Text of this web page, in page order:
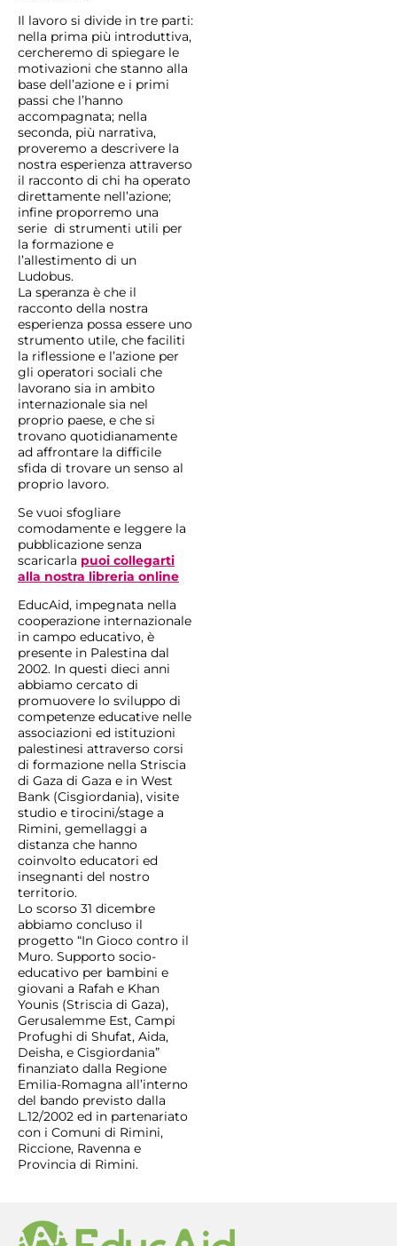
Il lavoro si divide in tre parti:
nella prima più introduttiva,
cercheremo di spiegare le
motivazioni che stanno alla
base dell’azione e i primi
passi che l’hanno
accompagnata; nella
seconda, più narrativa,
proveremo a descrivere la
nostra esperienza attraverso
il racconto di chi ha operato
direttamente nell’azione;
infine proporremo una
serie di strumenti utili per
la formazione e
l’allestimento di un
Ludobus.
La speranza è che il
racconto della nostra
esperienza possa essere uno
strumento utile, che faciliti
la riflessione e l’azione per
gli operatori sociali che
lavorano sia in ambito
internazionale sia nel
proprio paese, e che si
trovano quotidianamente
ad affrontare la difficile
sfida di trovare un senso al
proprio lavoro.
Se vuoi sfogliare
comodamente e leggere la
pubblicazione senza
scaricarla puoi collegarti
alla nostra libreria online
EducAid, impegnata nella
cooperazione internazionale
in campo educativo, è
presente in Palestina dal
2002. In questi dieci anni
abbiamo cercato di
promuovere lo sviluppo di
competenze educative nelle
associazioni ed istituzioni
palestinesi attraverso corsi
di formazione nella Striscia
di Gaza di Gaza e in West
Bank (Cisgiordania), visite
studio e tirocini/stage a
Rimini, gemellaggi a
distanza che hanno
coinvolto educatori ed
insegnanti del nostro
territorio.
Lo scorso 31 dicembre
abbiamo concluso il
progetto “In Gioco contro il
Muro. Supporto socio-
educativo per bambini e
giovani a Rafah e Khan
Younis (Striscia di Gaza),
Gerusalemme Est, Campi
Profughi di Shufat, Aida,
Deisha, e Cisgiordania”
finanziato dalla Regione
Emilia-Romagna all’interno
del bando previsto dalla
L.12/2002 ed in partenariato
con i Comuni di Rimini,
Riccione, Ravenna e
Provincia di Rimini.